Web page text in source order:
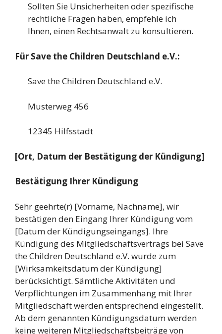
Sollten Sie Unsicherheiten oder spezifische
rechtliche Fragen haben, empfehle ich
Ihnen, einen Rechtsanwalt zu konsultieren.
Für Save the Children Deutschland e.V.:
Save the Children Deutschland e.V.
Musterweg 456
12345 Hilfsstadt
[Ort, Datum der Bestätigung der Kündigung]
Bestätigung Ihrer Kündigung
Sehr geehrte(r) [Vorname, Nachname], wir
bestätigen den Eingang Ihrer Kündigung vom
[Datum der Kündigungseingangs]. Ihre
Kündigung des Mitgliedschaftsvertrags bei Save
the Children Deutschland e.V. wurde zum
[Wirksamkeitsdatum der Kündigung]
berücksichtigt. Sämtliche Aktivitäten und
Verpflichtungen im Zusammenhang mit Ihrer
Mitgliedschaft werden entsprechend eingestellt.
Ab dem genannten Kündigungsdatum werden
keine weiteren Mitgliedschaftsbeiträge von